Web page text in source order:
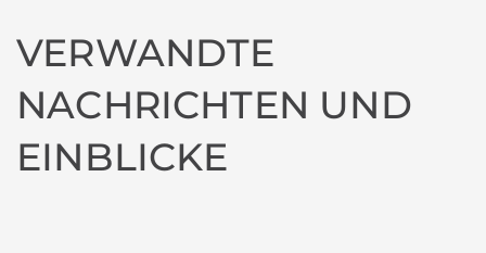
VERWANDTE
NACHRICHTEN UND
EINBLICKE